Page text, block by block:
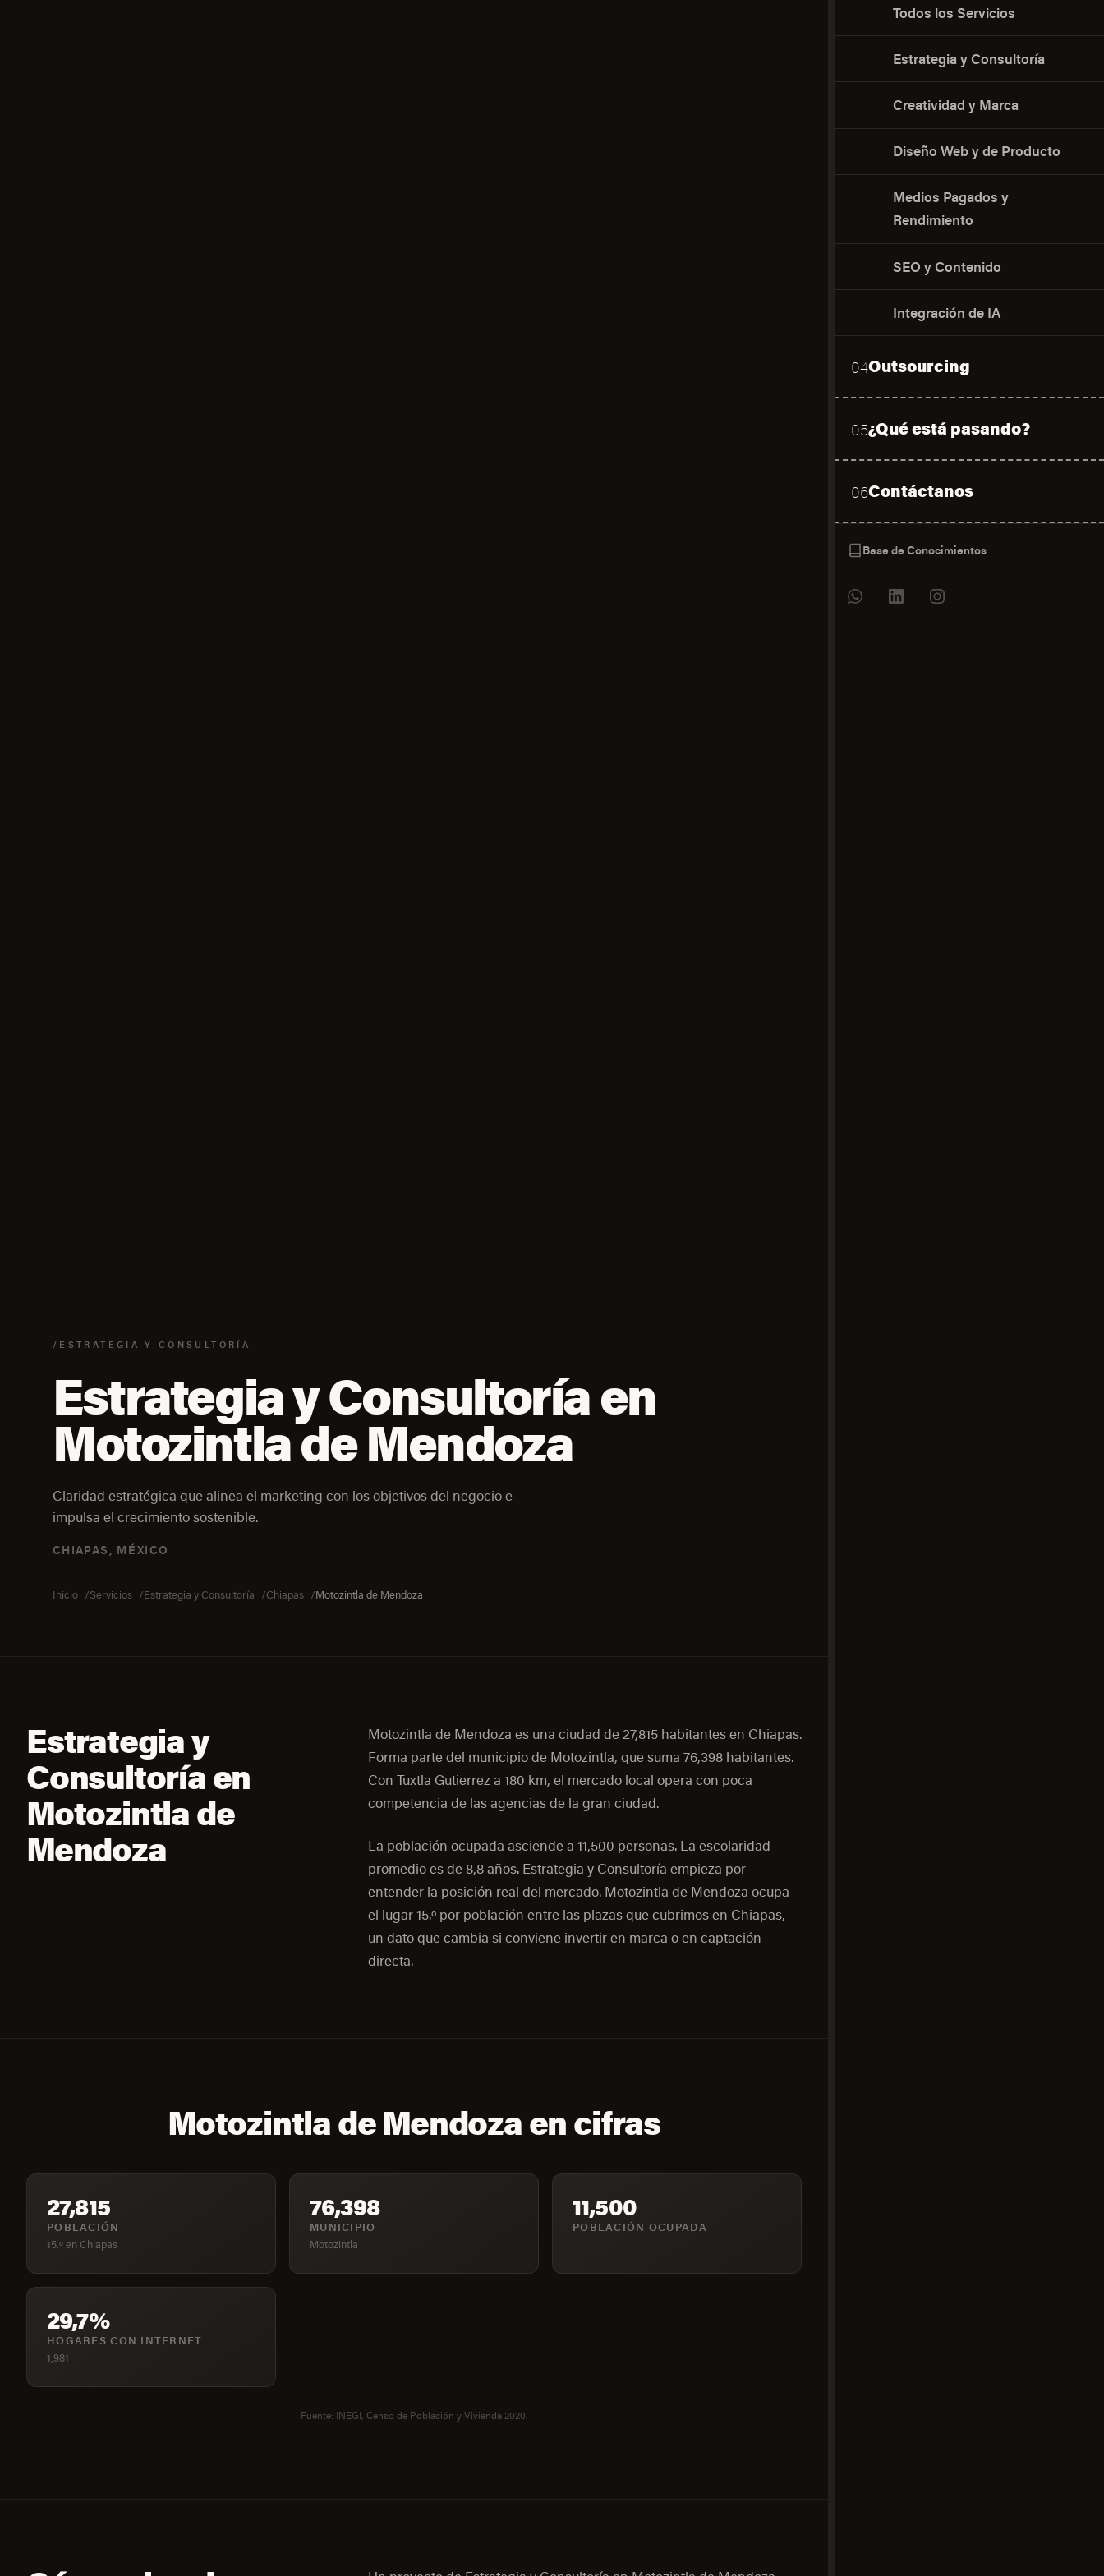
Todos los Servicios
Estrategia y Consultoría
Creatividad y Marca
Diseño Web y de Producto
Medios Pagados y
Rendimiento
SEO y Contenido
Integración de IA
04Outsourcing
05¿Qué está pasando?
06Contáctanos
Base de Conocimientos
/ESTRATEGIA Y CONSULTORÍA
Estrategia y Consultoría en
Motozintla de Mendoza
Claridad estratégica que alinea el marketing con los objetivos del negocio e
impulsa el crecimiento sostenible.
CHIAPAS, MÉXICO
Inicio Servicios Estrategia y Consultoría Chiapas Motozintla de Mendoza
Estrategia y
Consultoría en
Motozintla de
Mendoza
Motozintla de Mendoza es una ciudad de 27,815 habitantes en Chiapas.
Forma parte del municipio de Motozintla, que suma 76,398 habitantes.
Con Tuxtla Gutierrez a 180 km, el mercado local opera con poca
competencia de las agencias de la gran ciudad.
La población ocupada asciende a 11,500 personas. La escolaridad
promedio es de 8,8 años. Estrategia y Consultoría empieza por
entender la posición real del mercado. Motozintla de Mendoza ocupa
el lugar 15.º por población entre las plazas que cubrimos en Chiapas,
un dato que cambia si conviene invertir en marca o en captación
directa.
Motozintla de Mendoza en cifras
27,815
POBLACIÓN
15.º en Chiapas
76,398
MUNICIPIO
Motozintla
11,500
POBLACIÓN OCUPADA
29,7%
HOGARES CON INTERNET
1,981
Fuente: INEGI, Censo de Población y Vivienda 2020.